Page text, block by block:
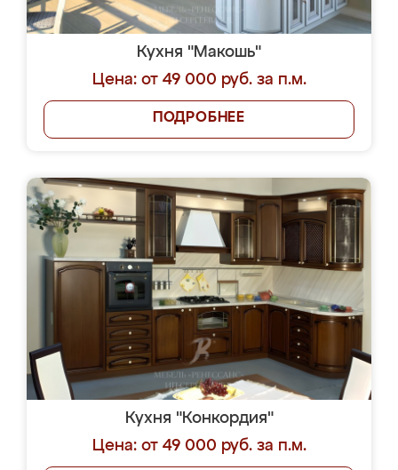
Кухня "Макошь"
Цена: от 49 000 руб. за п.м.
ПОДРОБНЕЕ
Кухня "Конкордия"
Цена: от 49 000 руб. за п.м.